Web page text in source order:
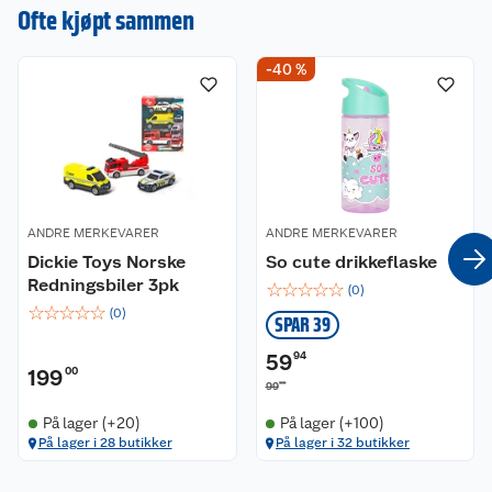
en omtale.
Ofte kjøpt sammen
ANDRE MERKEVARER
Dickie Toys Norske
Redningsbiler 3pk
☆☆☆☆☆ (0)
19900
På lager (+20)
På lager i 28 butikker
-40 %
ANDRE MERKEVARER
So cute drikkeflaske
☆☆☆☆☆ (0)
SPAR 39
5994
9990
På lager (+100)
På lager i 32 butikker